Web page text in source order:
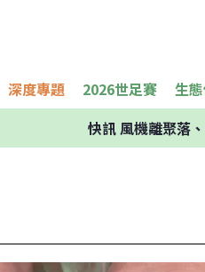
深度專題 2026世足賽 生
快訊風機離聚落